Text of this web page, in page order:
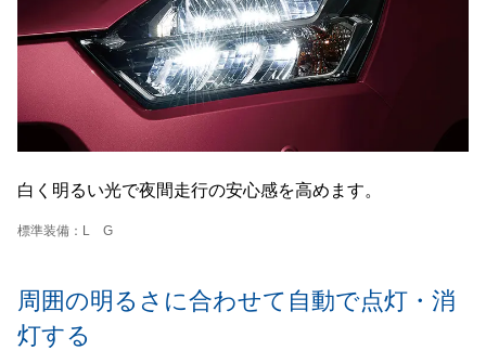
白く明るい光で夜間走行の安心感を高めます。
標準装備：L G
周囲の明るさに合わせて自動で点灯・消
灯する